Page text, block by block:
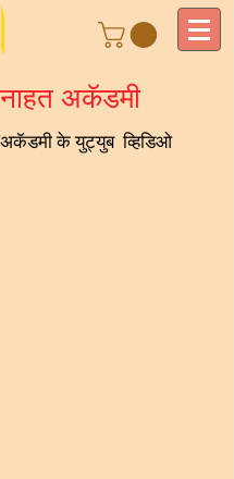
अकॅडमी
के युट्युब व्हिडिओ